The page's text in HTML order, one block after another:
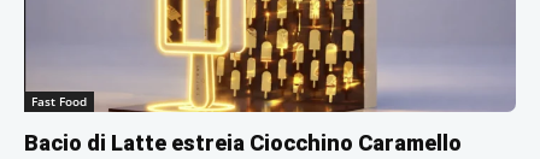
Fast Food
Bacio di Latte estreia Ciocchino Caramello